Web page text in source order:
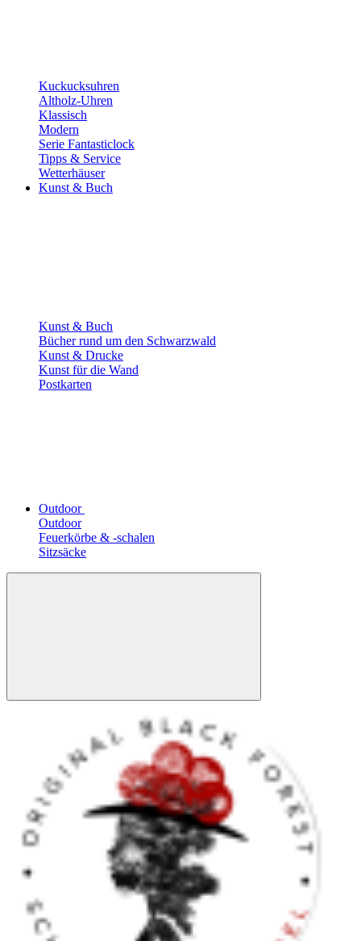
Kuckucksuhren
Altholz-Uhren
Klassisch
Modern
Serie Fantasticlock
Tipps & Service
Wetterhäuser
Kunst & Buch
Kunst & Buch
Bücher rund um den Schwarzwald
Kunst & Drucke
Kunst für die Wand
Postkarten
Outdoor
Outdoor
Feuerkörbe & -schalen
Sitzsäcke